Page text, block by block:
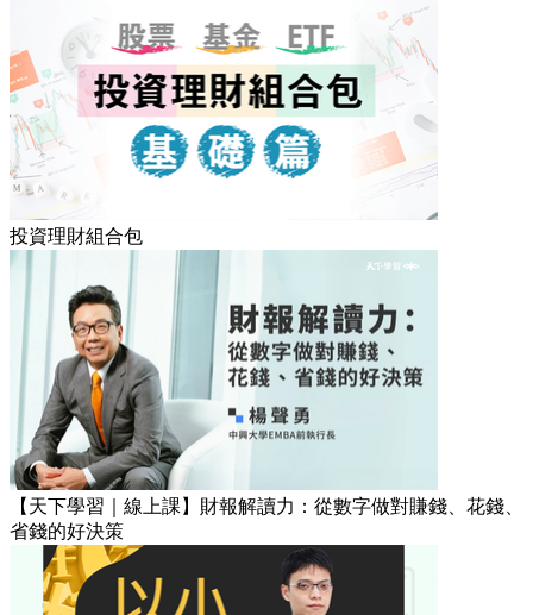
投資理財組合包
【天下學習｜線上課】財報解讀力：從數字做對賺錢、花錢、
省錢的好決策